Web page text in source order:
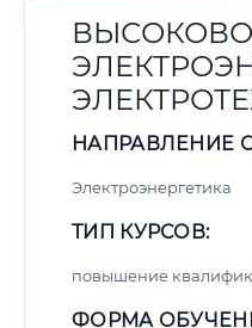
НАПРАВЛЕНИЕ
Электроэнергетика
ТИП КУРСОВ:
повышение
ФОРМА